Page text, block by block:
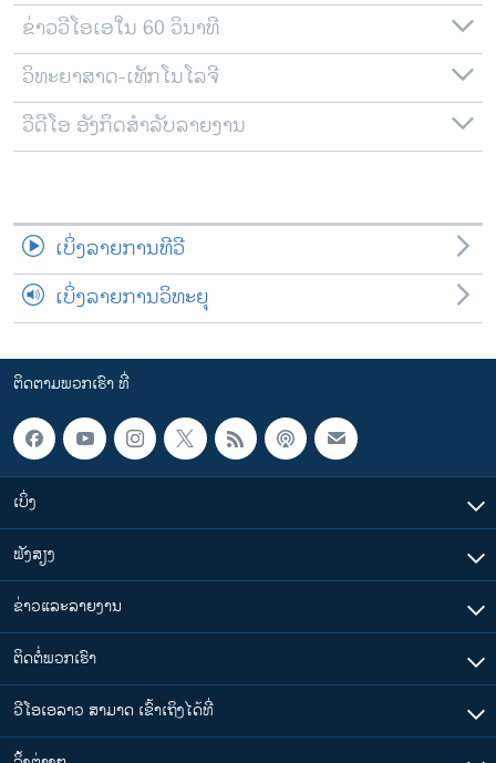
ລາຍງານ
ຕິດຕາມພວກເຮົາ ທີ່
ພາສາຕ່າງໆ
ຂ່າວວີໂອເອໃນ 60 ວິນາທີ
ວິທະຍາສາດ-ເທັກໂນໂລຈີ
ວີດີໂອ ອັງກິດສຳລັບລາຍງານ
ເບິ່ງລາຍການທີວີ
ເບິ່ງລາຍການວິທະຍຸ
ຕິດຕາມພວກເຮົາ ທີ່
ເບິ່ງ
ຟັງສຽງ
ຂ່າວແລະລາຍງານ
ຕິດຕໍ່ພວກເຮົາ
ວີໂອເອລາວ ສາມາດ ເຂົ້າເຖິງໄດ້ທີ່